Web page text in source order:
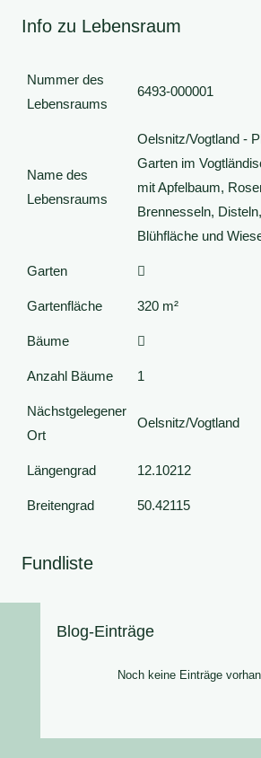
Info zu Lebensraum
Nummer des
Lebensraums
6493-000001
Name des
Lebensraums
Oelsnitz/Vogtland -
Garten im
mit Apfelbaum,
Brennesseln,
Blühfläche und
Garten
Gartenfläche 320 m²
Bäume
Anzahl Bäume 1
Nächstgelegener
Ort
Oelsnitz/Vogtland
Längengrad 12.10212
Breitengrad 50.42115
Fundliste
Blog-Einträge
Noch keine Einträge